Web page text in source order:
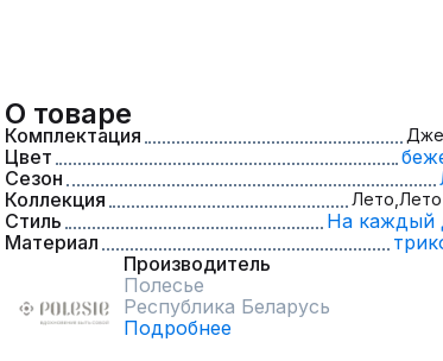
О товаре
Комплектация
Цвет
Сезон
Коллекция
Лето,
Стиль
На каждый
Материал
Производитель
Полесье
Республика Беларусь
Подробнее